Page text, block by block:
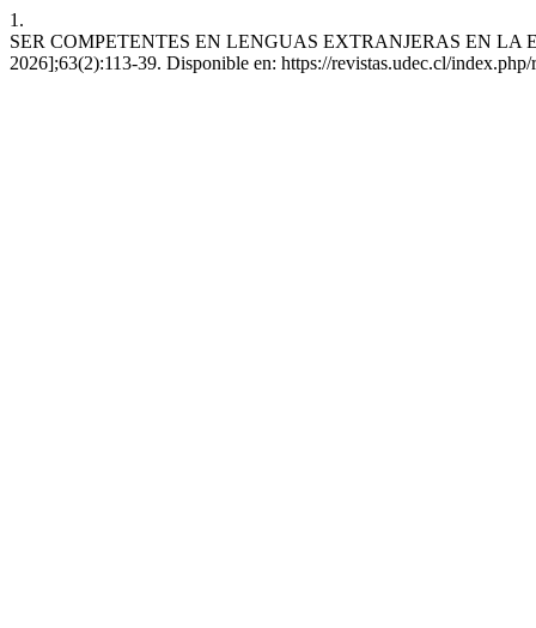
1.
SER COMPETENTES EN LENGUAS EXTRANJERAS EN LA
2026];63(2):113-39. Disponible en: https://revistas.udec.cl/